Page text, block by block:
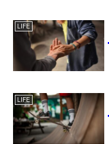
LIFE
LIFE